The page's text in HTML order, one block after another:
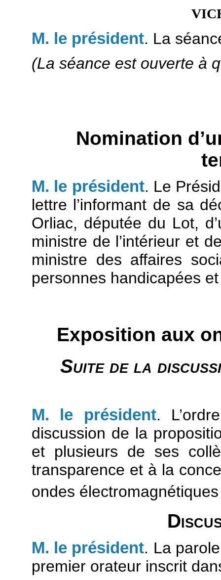
M. le président. La
(La séance est ouverte à
Nomination
M. le président. Le
lettre l’informant de sa
Orliac, députée du Lot,
ministre de l’intérieur et
ministre des affaires
personnes handicapées
Exposition aux
Suite de la
M. le président.
discussion de la
et plusieurs de ses
transparence et à la
ondes
M. le président. La
premier orateur inscrit